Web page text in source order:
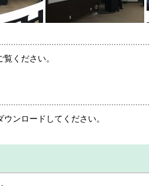
覧ください。
ウンロードしてください。